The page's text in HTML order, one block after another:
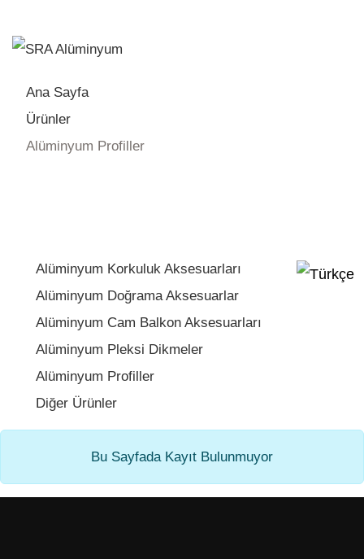
Ürünler
Ana Sayfa
Ürünler
Alüminyum Profiller
Alüminyum Korkuluk Aksesuarları
Alüminyum Doğrama Aksesuarlar
Alüminyum Cam Balkon Aksesuarları
Alüminyum Pleksi Dikmeler
Alüminyum Profiller
Diğer Ürünler
Bu Sayfada Kayıt Bulunmuyor